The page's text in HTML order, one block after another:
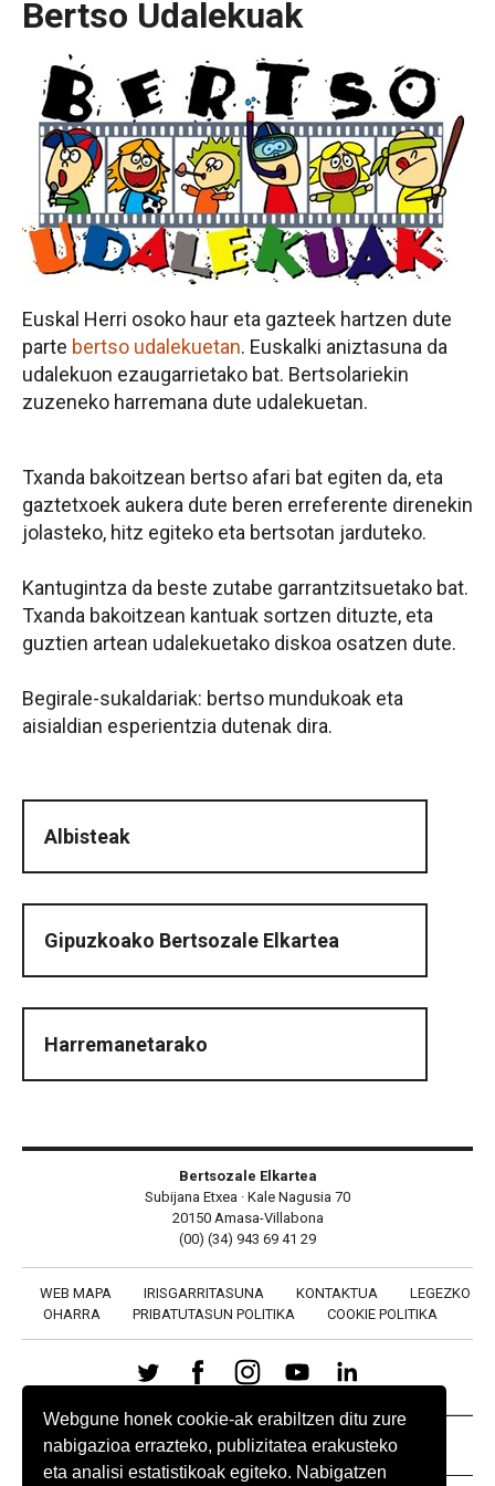
Webgune honek cookie-ak erabiltzen ditu zure
nabigazioa errazteko, publizitatea erakusteko
eta analisi estatistikoak egiteko. Nabigatzen
Bertso Udalekuak
Euskal Herri osoko haur eta gazteek hartzen dute
parte bertso udalekuetan. Euskalki aniztasuna da
udalekuon ezaugarrietako bat. Bertsolariekin
zuzeneko harremana dute udalekuetan.
Txanda bakoitzean bertso afari bat egiten da, eta
gaztetxoek aukera dute beren erreferente direnekin
jolasteko, hitz egiteko eta bertsotan jarduteko.
Kantugintza da beste zutabe garrantzitsuetako bat.
Txanda bakoitzean kantuak sortzen dituzte, eta
guztien artean udalekuetako diskoa osatzen dute.
Begirale-sukaldariak: bertso mundukoak eta
aisialdian esperientzia dutenak dira.
Albisteak
Gipuzkoako Bertsozale Elkartea
Harremanetarako
Bertsozale Elkartea
Subijana Etxea · Kale Nagusia 70
20150 Amasa-Villabona
(00) (34) 943 69 41 29
WEB MAPA IRISGARRITASUNA KONTAKTUA
LEGEZKO
OHARRA
PRIBATUTASUN POLITIKA COOKIE POLITIKA
BABESLEAK